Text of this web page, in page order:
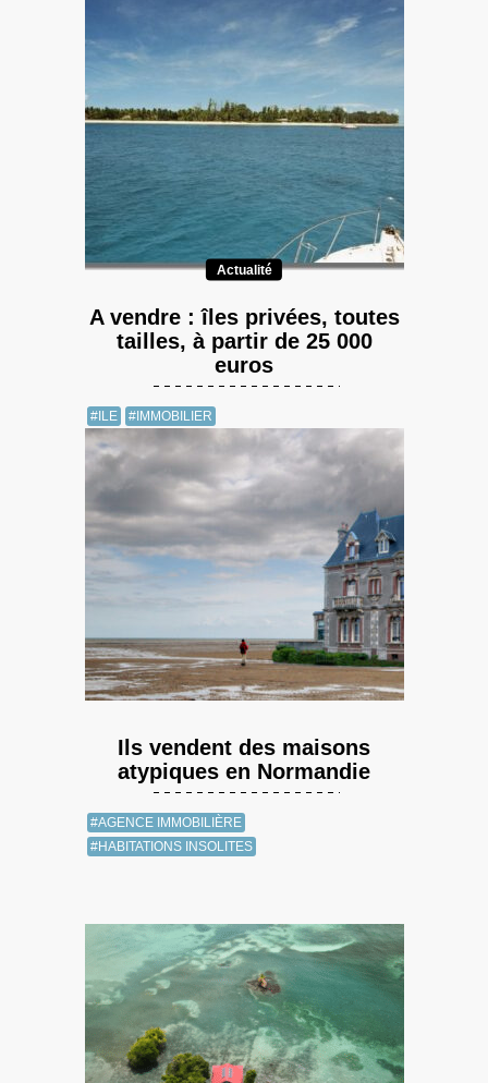
Actualité
A vendre : îles privées, toutes
tailles, à partir de 25 000
euros
#ILE #IMMOBILIER
Ils vendent des maisons
atypiques en Normandie
#AGENCE IMMOBILIÈRE
#HABITATIONS INSOLITES